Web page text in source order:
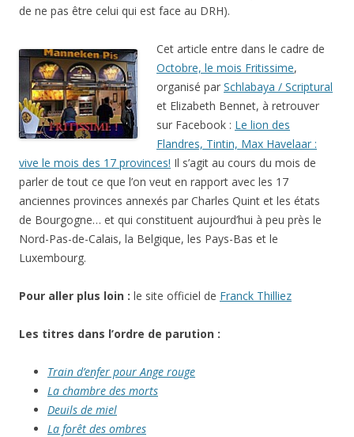
de ne pas être celui qui est face au DRH).
Cet article entre dans le cadre de
Octobre, le mois Fritissime,
organisé par Schlabaya / Scriptural
et Elizabeth Bennet, à retrouver
sur Facebook : Le lion des
Flandres, Tintin, Max Havelaar :
vive le mois des 17 provinces! Il s’agit au cours du mois de
parler de tout ce que l’on veut en rapport avec les 17
anciennes provinces annexés par Charles Quint et les états
de Bourgogne… et qui constituent aujourd’hui à peu près le
Nord-Pas-de-Calais, la Belgique, les Pays-Bas et le
Luxembourg.
Pour aller plus loin : le site officiel de Franck Thilliez
Les titres dans l’ordre de parution :
Train d’enfer pour Ange rouge
La chambre des morts
Deuils de miel
La forêt des ombres